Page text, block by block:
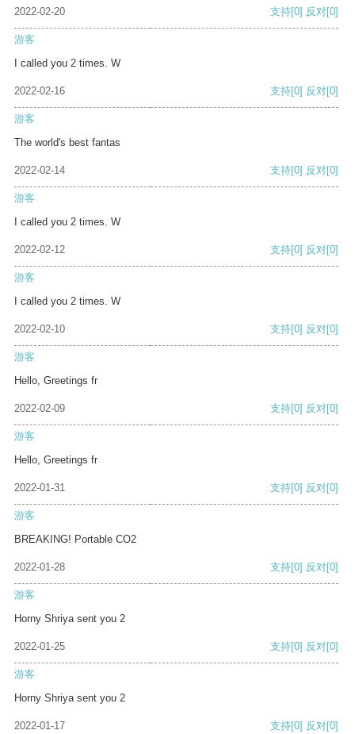
2022-02-20 支持[0] 反对[0]
游客
I called you 2 times. W
2022-02-16 支持[0] 反对[0]
游客
The world's best fantas
2022-02-14 支持[0] 反对[0]
游客
I called you 2 times. W
2022-02-12 支持[0] 反对[0]
游客
I called you 2 times. W
2022-02-10 支持[0] 反对[0]
游客
Hello, Greetings fr
2022-02-09 支持[0] 反对[0]
游客
Hello, Greetings fr
2022-01-31 支持[0] 反对[0]
游客
BREAKING! Portable CO2
2022-01-28 支持[0] 反对[0]
游客
Horny Shriya sent you 2
2022-01-25 支持[0] 反对[0]
游客
Horny Shriya sent you 2
2022-01-17 支持[0] 反对[0]